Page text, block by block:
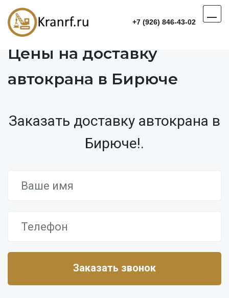
+7 (926) 846-43-02
Цены на доставку
автокрана в Бирюче
Заказать доставку автокрана в
Бирюче!.